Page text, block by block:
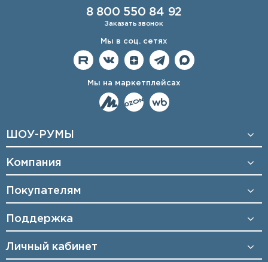
8 800 550 84 92
Заказать звонок
Мы в соц. сетях
Мы на маркетплейсах
ШОУ-РУМЫ
Компания
Покупателям
Поддержка
Личный кабинет